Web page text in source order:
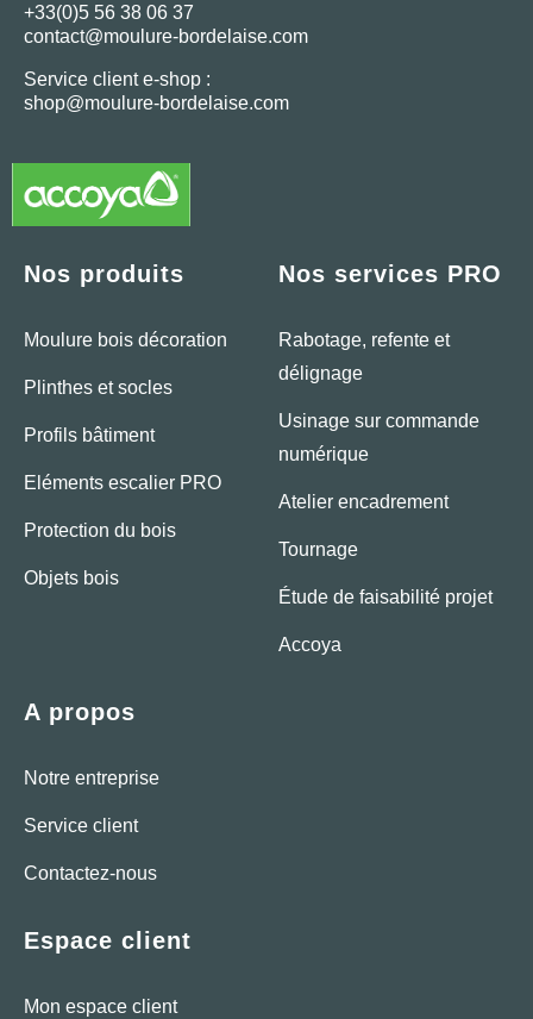
+33(0)5 56 38 06 37
contact@moulure-bordelaise.com
Service client e-shop :
shop@moulure-bordelaise.com
Nos produits
Moulure bois décoration
Plinthes et socles
Profils bâtiment
Eléments escalier PRO
Protection du bois
Objets bois
Nos services PRO
Rabotage, refente et
délignage
Usinage sur commande
numérique
Atelier encadrement
Tournage
Étude de faisabilité projet
Accoya
A propos
Notre entreprise
Service client
Contactez-nous
Espace client
Mon espace client